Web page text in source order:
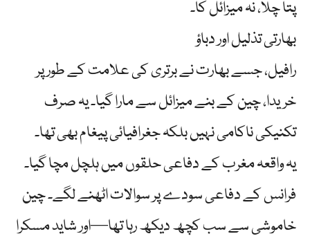
پتا چلا، نہ میزائل کا۔
بھارتی تذلیل اور دباؤ
رافیل، جسے بھارت نے برتری کی علامت کے طور پر
خریدا، چین کے بنے میزائل سے مارا گیا۔ یہ صرف
تکنیکی ناکامی نہیں بلکہ جغرافیائی پیغام بھی تھا۔
یہ واقعہ مغرب کے دفاعی حلقوں میں ہلچل مچا گیا۔
فرانس کے دفاعی سودے پر سوالات اٹھنے لگے۔ چین
خاموشی سے سب کچھ دیکھ رہا تھا—اور شاید مسکرا